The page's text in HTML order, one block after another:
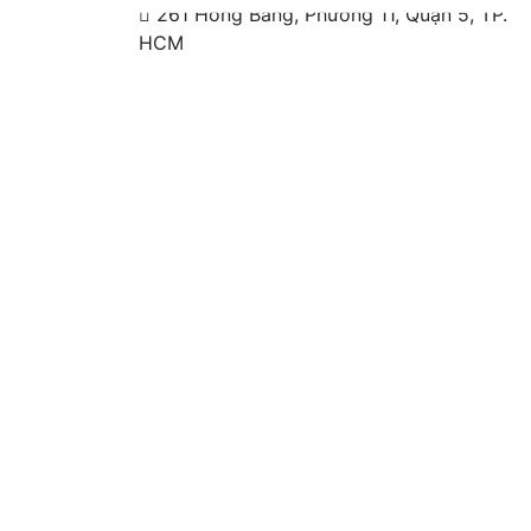
261 Hồng Bàng, Phường 11, Quận 5, TP.
HCM